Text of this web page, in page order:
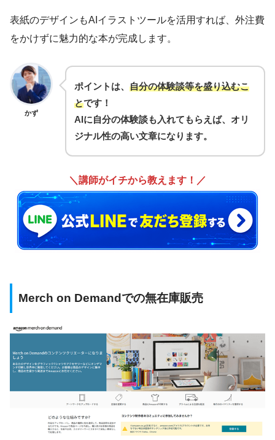
表紙のデザインもAIイラストツールを活用すれば、外注費
をかけずに魅力的な本が完成します。
かず
ポイントは、 自分の体験談等を盛り込むこ
とです！
AIに自分の体験談も入れてもらえば、オリ
ジナル性の高い文章になります。
＼講師がイチから教えます！／
Merch on Demandでの無在庫販売